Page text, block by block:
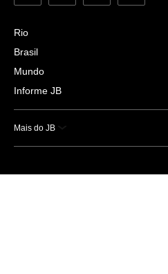
Rio
Brasil
Mundo
Informe JB
Mais do JB
Esportes